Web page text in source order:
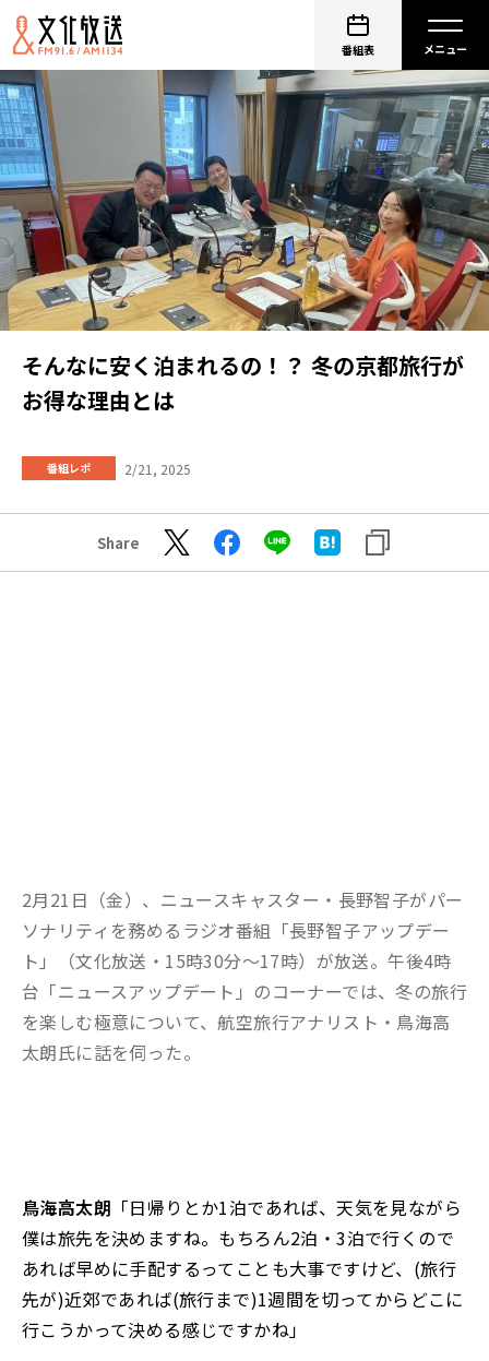
番組表
そんなに安く泊まれるの！？ 冬の京都旅行が
お得な理由とは
番組レポ 2/21, 2025
Share
2月21日（金）、ニュースキャスター・長野智子がパー
ソナリティを務めるラジオ番組「長野智子アップデー
ト」（文化放送・15時30分～17時）が放送。午後4時
台「ニュースアップデート」のコーナーでは、冬の旅行
を楽しむ極意について、航空旅行アナリスト・鳥海高
太朗氏に話を伺った。
鳥海高太朗 「日帰りとか1泊であれば、天気を見ながら
僕は旅先を決めますね。もちろん2泊・3泊で行くので
あれば早めに手配するってことも大事ですけど、(旅行
先が)近郊であれば(旅行まで)1週間を切ってからどこに
行こうかって決める感じですかね」